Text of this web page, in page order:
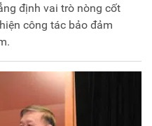
định vai trò nòng cốt
công tác bảo đảm